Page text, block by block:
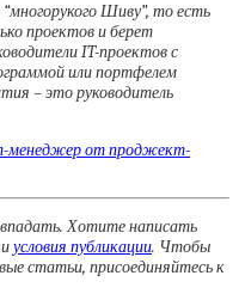
Шиву”, то есть
проектов и берет
IT-проектов с
или портфелем
– это руководитель
менеджер от проджект-
Хотите написать
условия публикации. Чтобы
статьи, присоединяйтесь к